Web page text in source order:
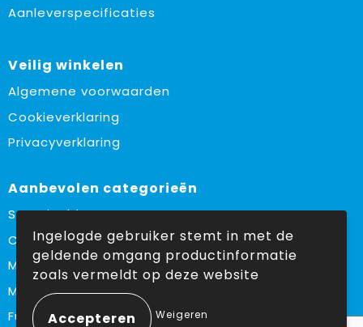
Aanleverspecificaties
Veilig winkelen
Algemene voorwaarden
Cookieverklaring
Privacyverklaring
Aanbevolen categorieën
Sustainable
Custom made
Made in Europe
Must haves
Fulfilment
Ingelogde gebruiker stemt in met de
geldende omgang productinformatie
zoals vermeldt op deze website
Weigeren